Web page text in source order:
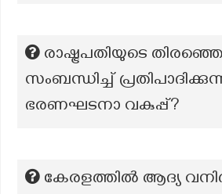
രാഷ്ട്രപതിയുടെ
സംബന്ധിച്ച്
ഭരണഘടനാ വകുപ്പ്?
കേരളത്തിൽ ആദ്യ